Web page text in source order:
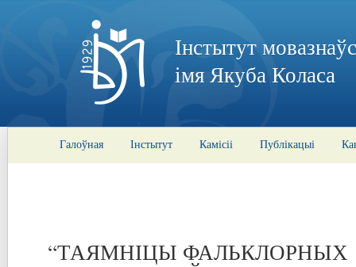
Інстытут
імя Якуба Коласа
Галоўная Інстытут Камісіі Публікацыі
“ТАЯМНІЦЫ ФАЛЬКЛОРНЫХ